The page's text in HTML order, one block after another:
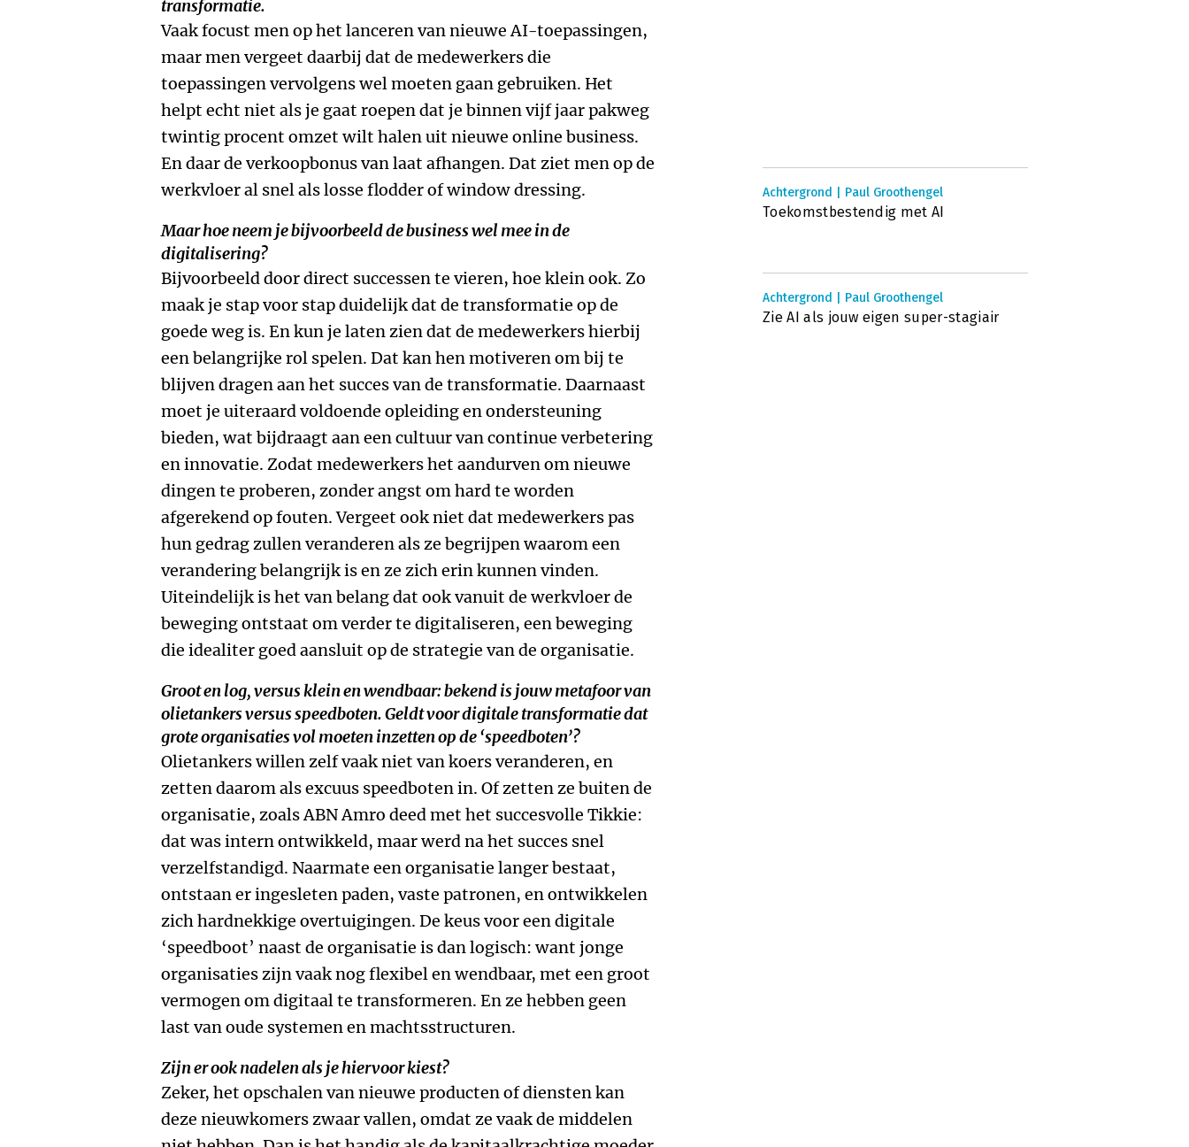
transformatie.
Vaak focust men op het lanceren van nieuwe AI-toepassingen,
maar men vergeet daarbij dat de medewerkers die
toepassingen vervolgens wel moeten gaan gebruiken. Het
helpt echt niet als je gaat roepen dat je binnen vijf jaar pakweg
twintig procent omzet wilt halen uit nieuwe online business.
En daar de verkoopbonus van laat afhangen. Dat ziet men op de
werkvloer al snel als losse flodder of window dressing.
Maar hoe neem je bijvoorbeeld de business wel mee in de
digitalisering?
Bijvoorbeeld door direct successen te vieren, hoe klein ook. Zo
maak je stap voor stap duidelijk dat de transfor­matie op de
goede weg is. En kun je laten zien dat de medewerkers hierbij
een belangrijke rol spelen. Dat kan hen motiveren om bij te
blijven dragen aan het succes van de transformatie. Daarnaast
moet je uiteraard voldoende opleiding en ondersteuning
bieden, wat bijdraagt aan een cultuur van continue verbetering
en innovatie. Zodat medewerkers het aandurven om nieuwe
dingen te proberen, zonder angst om hard te worden
afgerekend op fouten. Vergeet ook niet dat medewerkers pas
hun gedrag zullen veranderen als ze begrijpen waarom een
verandering belangrijk is en ze zich erin kunnen vinden.
Uiteindelijk is het van belang dat ook vanuit de werkvloer de
beweging ontstaat om verder te digitaliseren, een beweging
die idealiter goed aansluit op de strategie van de organisatie.
Groot en log, versus klein en wendbaar: bekend is jouw metafoor van
olietankers versus speedboten. Geldt voor digitale transformatie dat
grote organisaties vol moeten inzetten op de ‘speedboten’?
Olietankers willen zelf vaak niet van koers veranderen, en
zetten daarom als excuus speedboten in. Of zetten ze buiten de
organisatie, zoals ABN Amro deed met het succesvolle Tikkie:
dat was intern ontwikkeld, maar werd na het succes snel
verzelfstandigd. Naarmate een organisatie langer bestaat,
ontstaan er ingesleten paden, vaste patronen, en ontwikkelen
zich hardnekkige overtuigingen. De keus voor een digitale
‘speed­boot’ naast de organisatie is dan logisch: want jonge
organisaties zijn vaak nog flexibel en wendbaar, met een groot
vermogen om digitaal te transformeren. En ze hebben geen
last van oude systemen en machtsstructuren.
Zijn er ook nadelen als je hiervoor kiest?
Zeker, het opschalen van nieuwe producten of diensten kan
deze nieuwkomers zwaar vallen, omdat ze vaak de middelen
Achtergrond | Paul Groothengel
Toekomstbestendig met AI
Achtergrond | Paul Groothengel
Zie AI als jouw eigen super-stagiair